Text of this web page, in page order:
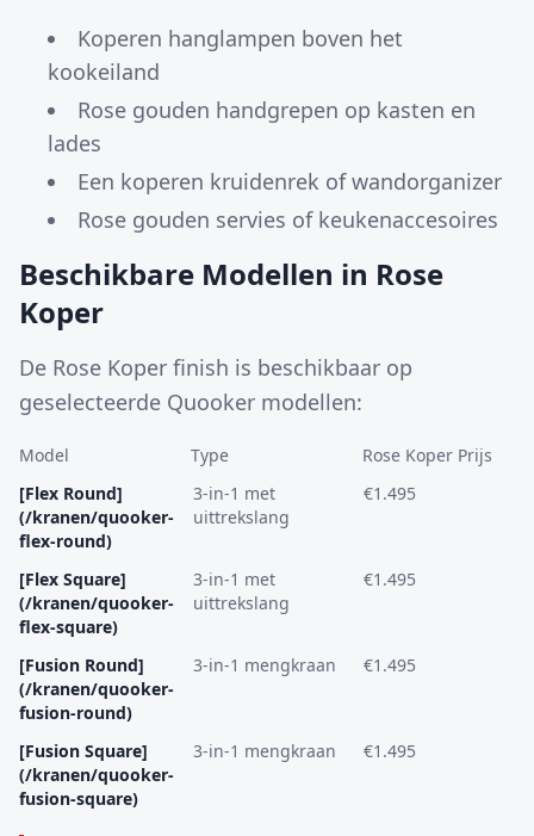
Koperen hanglampen boven het
kookeiland
Rose gouden handgrepen op kasten en
lades
Een koperen kruidenrek of wandorganizer
Rose gouden servies of keukenaccesoires
Beschikbare Modellen in Rose
Koper
De Rose Koper finish is beschikbaar op
geselecteerde Quooker modellen:
Model Type
Rose Koper Prijs
[Flex Round]
(/kranen/quooker-
flex-round)
3-in-1 met
uittrekslang
€1.495
[Flex Square]
(/kranen/quooker-
flex-square)
3-in-1 met
uittrekslang
€1.495
[Fusion Round]
(/kranen/quooker-
fusion-round)
3-in-1 mengkraan €1.495
[Fusion Square]
(/kranen/quooker-
fusion-square)
3-in-1 mengkraan €1.495